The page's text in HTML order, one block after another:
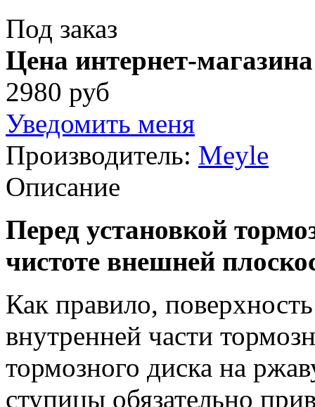
Под заказ
Цена интернет-
2980 руб
Уведомить меня
Производитель: Meyle
Описание
Перед установкой
чистоте внешней
Как правило,
внутренней части
тормозного диска на
ступицы обязательно